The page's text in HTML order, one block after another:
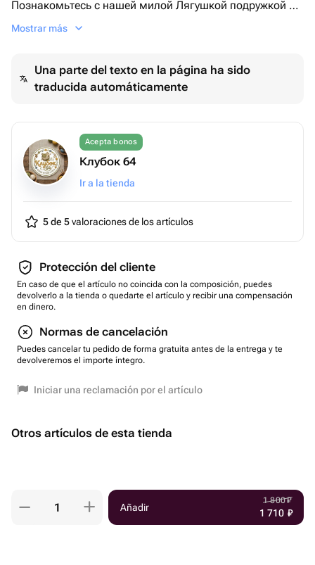
Познакомьтесь с нашей милой Лягушкой подружкой —
очаровательной вязаной игрушкой, которая станет
радостью, что делает её идеальным компаньоном для
игр и объятий.
• Ручная работа: Каждая игрушка вяжется с душой, что
придаёт ей уникальность и неповторимость.
• Безопасные материалы: Мы используем только
высококачественные и экологически чистые пряжи,
• Яркий дизайн: Нежные зеленые оттенки и милые
ребенка!
🎉 Подарок, который запомнится: Эта игрушка станет
замечательным подарком на день рождения, праздник
или просто так, чтобы порадовать вашего малыша.
Она не только развлекает, но и способствует развитию
воображения и творческих способностей.
Mostrar más
Una parte del texto en la página ha sido
traducida automáticamente
Acepta bonos
Клубок 64
Ir a la tienda
5 de 5valoraciones de los artículos
Protección del cliente
En caso de que el artículo no coincida con la composición, puedes
devolverlo a la tienda o quedarte el artículo y recibir una compensación
en dinero.
Normas de cancelación
Puedes cancelar tu pedido de forma gratuita antes de la entrega y te
devolveremos el importe íntegro.
Iniciar una reclamación por el artículo
Otros artículos de esta tienda
Añadir
1 800₽
1 710 ₽